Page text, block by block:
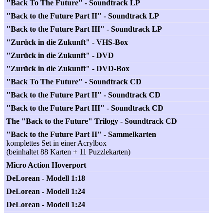
"Back To The Future" - Soundtrack LP
"Back to the Future Part II" - Soundtrack LP
"Back to the Future Part III" - Soundtrack LP
"Zurück in die Zukunft" - VHS-Box
"Zurück in die Zukunft" - DVD
"Zurück in die Zukunft" - DVD-Box
"Back To The Future" - Soundtrack CD
"Back to the Future Part II" - Soundtrack CD
"Back to the Future Part III" - Soundtrack CD
The "Back to the Future" Trilogy - Soundtrack CD
"Back to the Future Part II" - Sammelkarten
komplettes Set in einer Acrylbox
(beinhaltet 88 Karten + 11 Puzzlekarten)
Micro Action Hoverport
DeLorean - Modell 1:18
DeLorean - Modell 1:24
DeLorean - Modell 1:24